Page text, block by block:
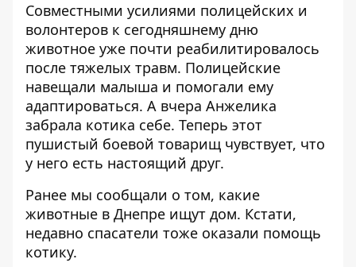
Совместными усилиями полицейских и
волонтеров к сегодняшнему дню
животное уже почти реабилитировалось
после тяжелых травм. Полицейские
навещали малыша и помогали ему
адаптироваться. А вчера Анжелика
забрала котика себе. Теперь этот
пушистый боевой товарищ чувствует, что
у него есть настоящий друг.
Ранее мы сообщали о том, какие
животные в Днепре ищут дом. Кстати,
недавно спасатели тоже оказали помощь
котику.